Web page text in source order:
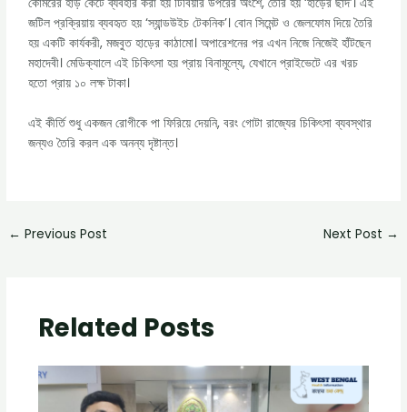
জটিল প্রক্রিয়ায় ব্যবহৃত হয় ‘স্যান্ডউইচ টেকনিক’। বোন সিমেন্ট ও জেলফোম দিয়ে তৈরি
হয় একটি কার্যকরী, মজবুত হাড়ের কাঠামো। অপারেশনের পর এখন নিজে নিজেই হাঁটছেন
মহাদেবী। মেডিক্যালে এই চিকিৎসা হয় প্রায় বিনামূল্যে, যেখানে প্রাইভেটে এর খরচ
হতো প্রায় ১০ লক্ষ টাকা।
এই কীর্তি শুধু একজন রোগীকে পা ফিরিয়ে দেয়নি, বরং গোটা রাজ্যের চিকিৎসা ব্যবস্থার
জন্যও তৈরি করল এক অনন্য দৃষ্টান্ত।
← Previous Post Next Post →
Related Posts